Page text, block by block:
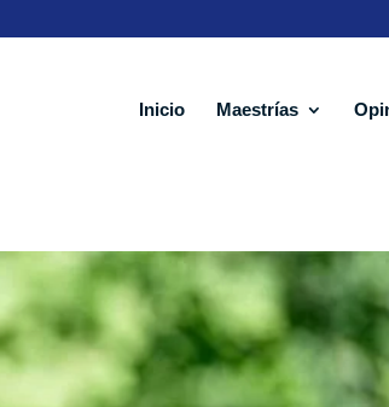
Inicio Maestrías